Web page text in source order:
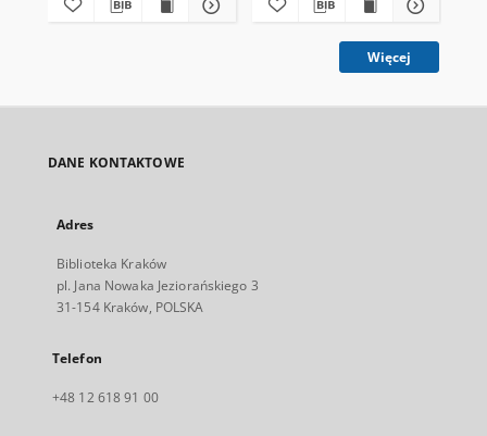
Więcej
DANE KONTAKTOWE
Adres
Biblioteka Kraków
pl. Jana Nowaka Jeziorańskiego 3
31-154 Kraków, POLSKA
Telefon
+48 12 618 91 00